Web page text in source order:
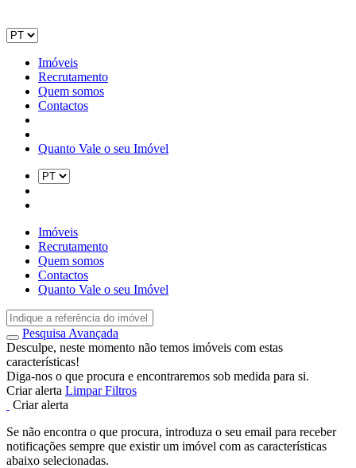
Imóveis
Recrutamento
Quem somos
Contactos
Quanto Vale o seu Imóvel
Imóveis
Recrutamento
Quem somos
Contactos
Quanto Vale o seu Imóvel
Pesquisa Avançada
Desculpe, neste momento não temos imóveis com estas
características!
Diga-nos o que procura e encontraremos sob medida para si.
Criar alerta Limpar Filtros
Criar alerta
Se não encontra o que procura, introduza o seu email para receber
notificações sempre que existir um imóvel com as características
abaixo selecionadas.